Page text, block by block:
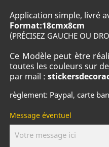
Application simple, livré
Format:18cmx8cm
(PRÉCISEZ GAUCHE OU
Ce Modèle peut ètre
toutes les couleurs sur
par mail :
règlement: Paypal, carte
Message éventuel